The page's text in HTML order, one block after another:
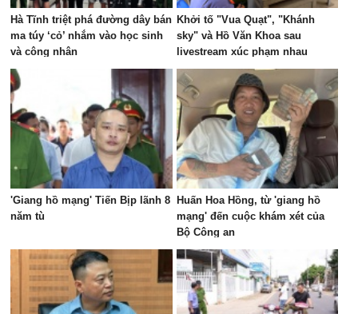
Hà Tĩnh triệt phá đường dây bán
ma túy ‘cỏ’ nhắm vào học sinh
và công nhân
Khởi tố "Vua Quạt", "Khánh
sky" và Hồ Văn Khoa sau
livestream xúc phạm nhau
'Giang hồ mạng' Tiến Bịp lãnh 8
năm tù
Huấn Hoa Hồng, từ 'giang hồ
mạng' đến cuộc khám xét của
Bộ Công an